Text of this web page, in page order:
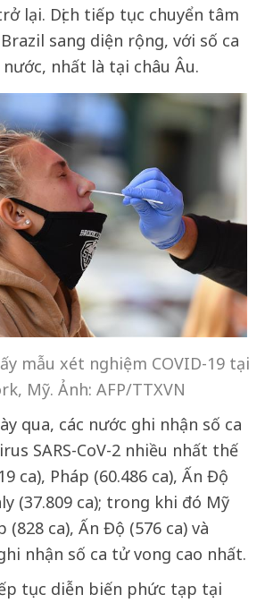
lại. Dịch tiếp tục chuyển tâm
sang diện rộng, với số ca
nhất là tại châu Âu.
mẫu xét nghiệm COVID-19 tại
Mỹ. Ảnh: AFP/TTXVN
qua, các nước ghi nhận số ca
SARS-CoV-2 nhiều nhất thế
ca), Pháp (60.486 ca), Ấn Độ
(37.809 ca); trong khi đó Mỹ
(828 ca), Ấn Độ (576 ca) và
nhận số ca tử vong cao nhất.
tục diễn biến phức tạp tại